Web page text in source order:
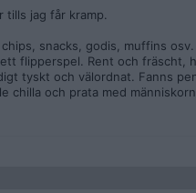
tills jag får kramp.
snacks, godis, muffins
flipperspel. Rent och fräscht,
tyskt och välordnat. Fanns
chilla och prata med